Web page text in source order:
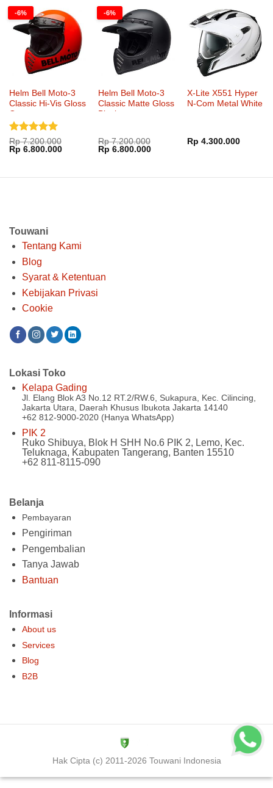
Rp 1.600.000.
-6%
Helm Bell Moto-3
Classic Hi-Vis Gloss
Orange
Dinilai5
dari 5
Rp7.200.000
Harga
aslinya
Rp 6.800.000Harga
Rp 6.800.000.
-6%
Helm Bell Moto-3
Classic Matte Gloss
Blackout
Rp7.200.000
Harga
aslinya
Rp 6.800.000Harga
Rp 6.800.000.
X-Lite X551 Hyper
N-Com Metal White
Rp 4.300.000
Touwani
Tentang Kami
Blog
Syarat & Ketentuan
Kebijakan Privasi
Cookie
Belanja
Pembayaran
Pengiriman
Pengembalian
Tanya Jawab
Bantuan
Informasi
About us
Services
Blog
B2B
Lokasi Toko
Kelapa Gading
Jl. Elang Blok A3 No.12 RT.2/RW.6, Sukapura, Kec. Cilincing,
Jakarta Utara, Daerah Khusus Ibukota Jakarta 14140
+62 812-9000-2020 (Hanya WhatsApp)
PIK 2
Ruko Shibuya, Blok H SHH No.6 PIK 2, Lemo, Kec.
Teluknaga, Kabupaten Tangerang, Banten 15510
+62 811-8115-090
Hak Cipta (c) 2011-2026 Touwani Indonesia